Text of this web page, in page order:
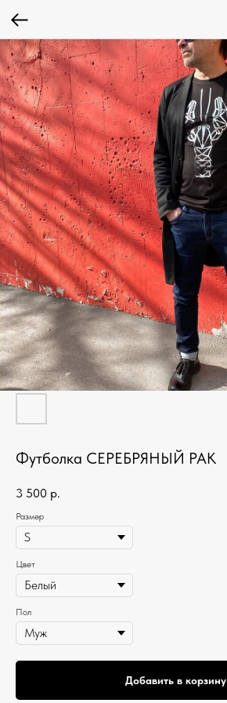
Футболка СЕРЕБРЯНЫЙ РАК
3 500 р.
Размер
Цвет
Пол
Добавить в корзину